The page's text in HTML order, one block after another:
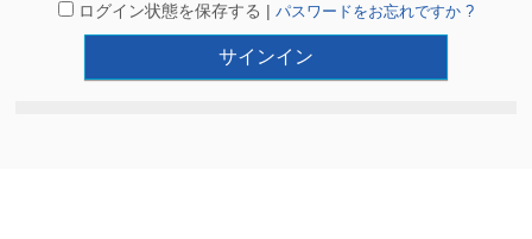
ログイン状態を保存する | パスワードをお忘れですか ?